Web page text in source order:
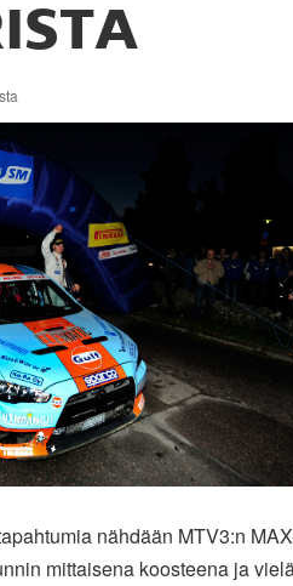
nähdään MTV3:n
mittaisena koosteena ja